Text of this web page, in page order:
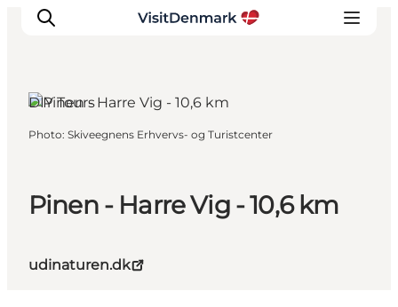
Quoi faire
Pinen - Harre Vig - 10,6 km
udinaturen.dk
DIY Tours
Photo: Skiveegnens Erhvervs- og Turistcenter